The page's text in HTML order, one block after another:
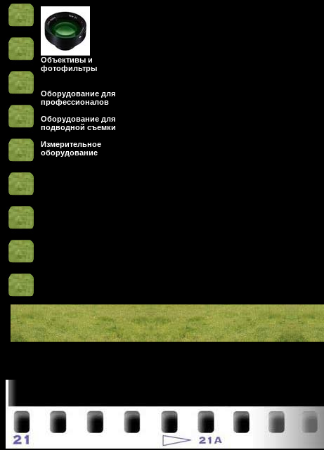
Объективы и
фотофильтры
Оборудование для
профессионалов
Оборудование для
подводной съемки
Измерительное
оборудование